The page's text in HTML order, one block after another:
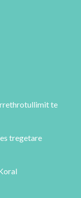
rrethrotullimit te
tregetare